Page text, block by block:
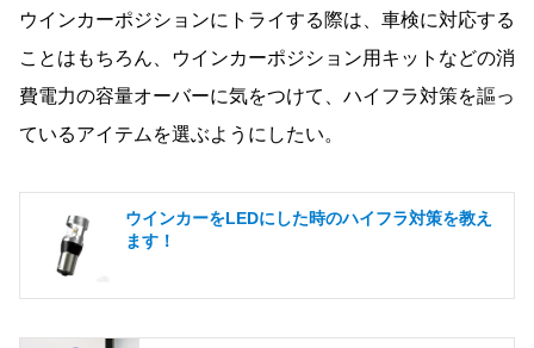
ウインカーポジションにトライする際は、車検に対応する
ことはもちろん、ウインカーポジション用キットなどの消
費電力の容量オーバーに気をつけて、ハイフラ対策を謳っ
ているアイテムを選ぶようにしたい。
ウインカーをLEDにした時のハイフラ対策を教え
ます！